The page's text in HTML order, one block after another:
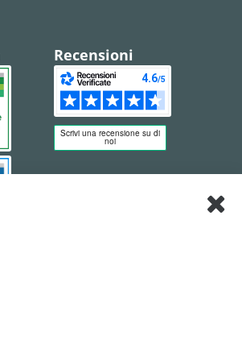
Recensioni